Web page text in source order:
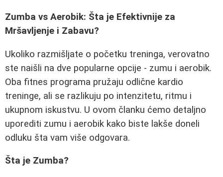
Zumba vs Aerobik: Šta je Efektivnije za
Mršavljenje i Zabavu?
Ukoliko razmišljate o početku treninga, verovatno
ste naišli na dve popularne opcije - zumu i aerobik.
Oba fitnes programa pružaju odlične kardio
treninge, ali se razlikuju po intenzitetu, ritmu i
ukupnom iskustvu. U ovom članku ćemo detaljno
uporediti zumu i aerobik kako biste lakše doneli
odluku šta vam više odgovara.
Šta je Zumba?